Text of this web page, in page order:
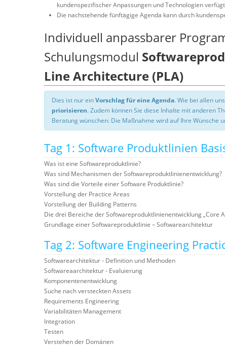
kundenspezifischer Anpassungen und Technologien
Die nachstehende fünftägige Agenda kann durch
Individuell anpassbarer
Schulungsmodul
Line Architecture (PLA)
Dies ist nur einVorschlag für eine Agenda. Wie bei allen
priorisieren. Zudem können Sie diese Inhalte mit anderen
Beratung wünschen: Die Maßnahme wird auf Ihre Wünsche
Tag 1: Software Produktlinien
Was ist eine Softwareproduktlinie?
Was sind Mechanismen der Softwareproduktlinienentwicklung?
Was sind die Vorteile einer Software Produktlinie?
Vorstellung der Practice Areas
Vorstellung der Building Patterns
Die drei Bereiche der Softwareproduktlinienentwicklung „Core
Grundlage einer Softwareproduktlinie – Softwarearchitektur
Tag 2: Software Engineering
Softwarearchitektur - Definition und Methoden
Softwareaarchitektur - Evaluierung
Komponentenentwicklung
Suche nach versteckten Assets
Requirements Engineering
Variabilitäten Management
Integration
Testen
Verstehen der Domänen